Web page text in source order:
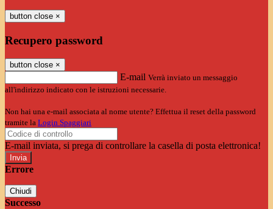
button close ×
Recupero password
button close ×
E-mail Verrà inviato un messaggio
all'indirizzo indicato con le istruzioni necessarie.
Non hai una e-mail associata al nome utente? Effettua il reset della password
tramite la Login Spaggiari
E-mail inviata, si prega di controllare la casella di posta elettronica!
Errore
Chiudi
Successo